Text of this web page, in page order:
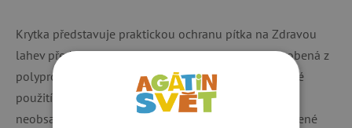
Krytka představuje praktickou ochranu pítka na Zdravou
lahev před mechanickými nečistotami. Krytka je vyrobená z
polypropylenu určeného pro lékařské a farmaceutické
použití. Materiál omezuje šíření plísní a zápachu,
neobsahuje ftaláty ani změkčovadla. Speciálně zdvojené